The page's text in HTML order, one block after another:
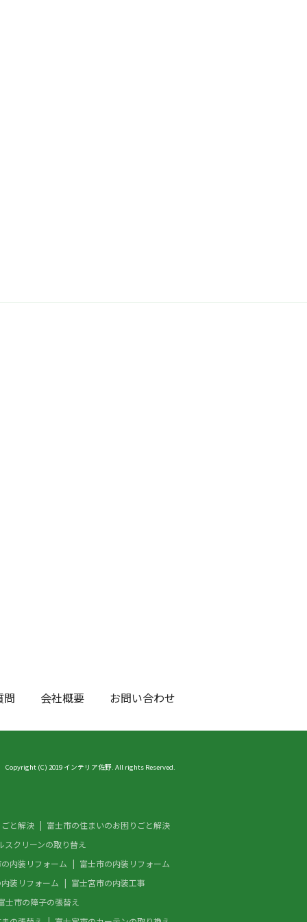
問 会社概要 お問い合わせ
Copyright (C) 2019 インテリア佐野. All rights Reserved.
と解決
富士市の住まいのお困りごと解決
スクリーンの取り替え
内装リフォーム
富士市の内装リフォーム
装リフォーム
富士宮市の内装工事
士市の障子の張替え